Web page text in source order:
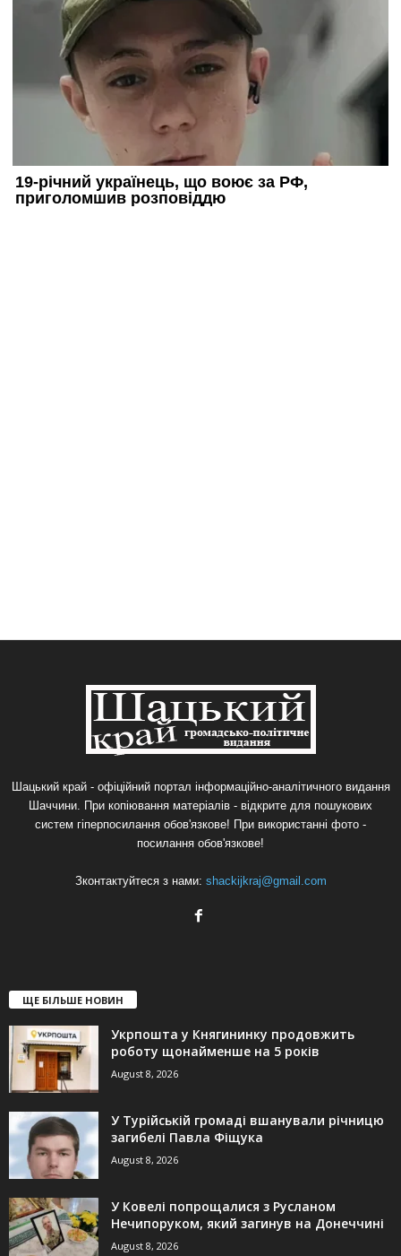
Шацький край - офіційний портал інформаційно-аналітичного видання
Шаччини. При копіювання матеріалів - відкрите для пошукових
систем гіперпосилання обов'язкове! При використанні фото -
посилання обов'язкове!
Зконтактуйтеся з нами: shackijkraj@gmail.com
ЩЕ БІЛЬШЕ НОВИН
Укрпошта у Княгининку продовжить
роботу щонайменше на 5 років
August 8, 2026
У Турійській громаді вшанували річницю
загибелі Павла Фіщука
August 8, 2026
У Ковелі попрощалися з Русланом
Нечипоруком, який загинув на Донеччині
August 8, 2026